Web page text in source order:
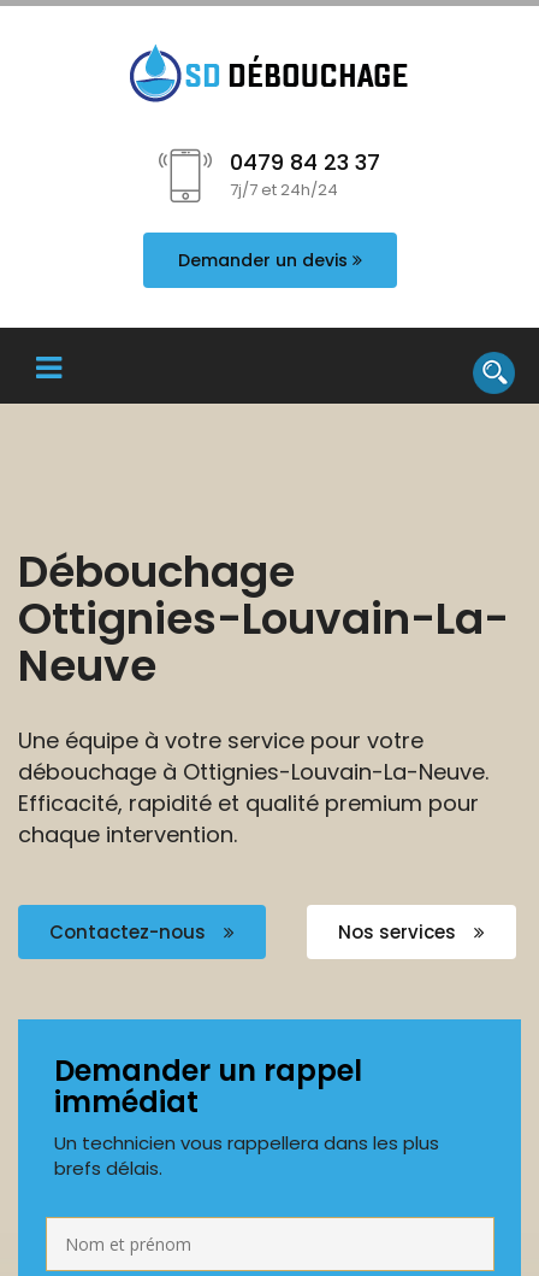
0479 84 23 37
7j/7 et 24h/24
Demander un devis
Débouchage
Ottignies-Louvain-La-
Neuve
Une équipe à votre service pour votre
débouchage à Ottignies-Louvain-La-Neuve.
Efficacité, rapidité et qualité premium pour
chaque intervention.
Contactez-nous Nos services
Demander un rappel
immédiat
Un technicien vous rappellera dans les plus
brefs délais.